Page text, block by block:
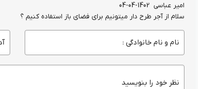
امیر عباسی
سلام از آجر طرح دار میتونیم برای فضای باز استفاده کنیم ؟